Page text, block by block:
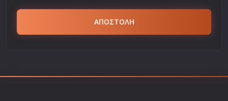
ΑΠΟΣΤΟΛΗ